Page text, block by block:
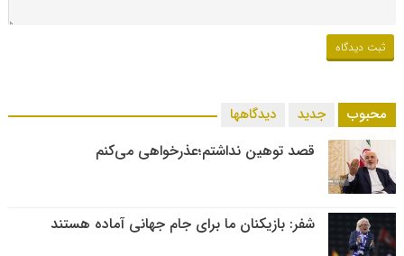
محبوب جدید دیدگاهها
قصد توهین نداشتم؛عذرخواهی می‌کنم
شفر: بازیکنان ما برای جام جهانی آماده هستند